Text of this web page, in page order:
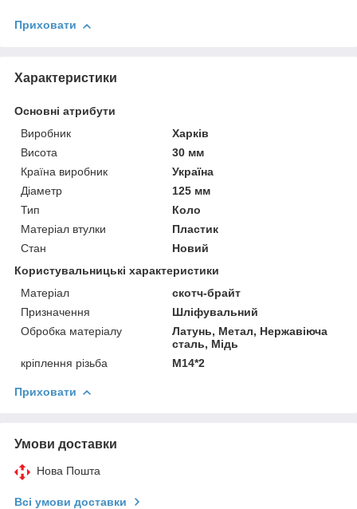
Приховати
Характеристики
Основні атрибути
Виробник
Харків
Висота
30 мм
Країна виробник
Україна
Діаметр
125 мм
Тип
Коло
Матеріал втулки
Пластик
Стан
Новий
Користувальницькі характеристики
Матеріал
скотч-брайт
Призначення
Шліфувальний
Обробка матеріалу
Латунь, Метал, Нержавіюча
сталь, Мідь
кріплення різьба
М14*2
Приховати
Умови доставки
Нова Пошта
Всі умови доставки